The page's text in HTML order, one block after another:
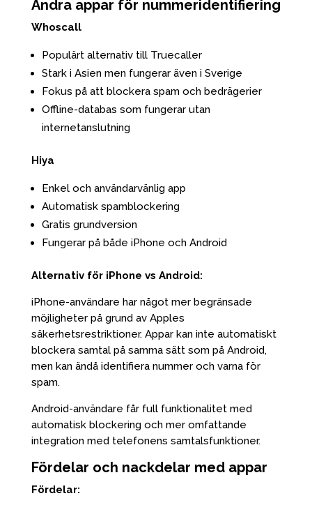
Andra appar för nummeridentifiering
Whoscall
Populärt alternativ till Truecaller
Stark i Asien men fungerar även i Sverige
Fokus på att blockera spam och bedrägerier
Offline-databas som fungerar utan
internetanslutning
Hiya
Enkel och användarvänlig app
Automatisk spamblockering
Gratis grundversion
Fungerar på både iPhone och Android
Alternativ för iPhone vs Android:
iPhone-användare har något mer begränsade
möjligheter på grund av Apples
säkerhetsrestriktioner. Appar kan inte automatiskt
blockera samtal på samma sätt som på Android,
men kan ändå identifiera nummer och varna för
spam.
Android-användare får full funktionalitet med
automatisk blockering och mer omfattande
integration med telefonens samtalsfunktioner.
Fördelar och nackdelar med appar
Fördelar: